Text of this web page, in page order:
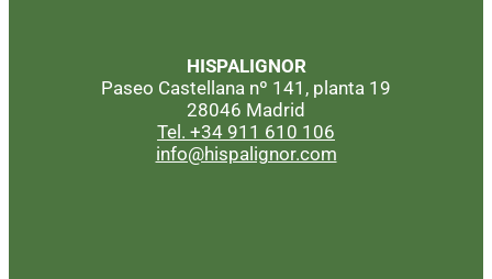
HISPALIGNOR
Paseo Castellana nº 141, planta 19
28046 Madrid
Tel. +34 911 610 106
info@hispalignor.com